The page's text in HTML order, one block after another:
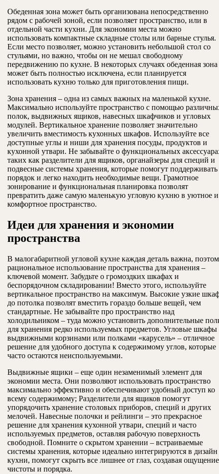
Обеденная зона может быть организована непосредственно
рядом с рабочей зоной, если позволяет пространство, или в
отдельной части кухни. Для экономии места можно
использовать компактные складные столы или барные стулья.
Если место позволяет, можно установить небольшой стол со
стульями, но важно, чтобы он не мешал свободному
передвижению по кухне. В некоторых случаях обеденная зона
может быть полностью исключена, если планируется
использовать кухню только для приготовления пищи.
Зона хранения – одна из самых важных на маленькой кухне.
Максимально используйте пространство с помощью
полок, выдвижных ящиков, навесных шкафчиков и угловых
модулей. Вертикальное хранение позволяет значительно
увеличить вместимость кухонных шкафов. Используйте все
доступные углы и ниши для хранения посуды, продуктов и
кухонной утвари. Не забывайте о функциональных
таких как разделители для ящиков, органайзеры для специй и
подвесные системы хранения, которые помогут поддерживать
порядок и легко находить необходимые вещи. Грамотное
зонирование и функциональная планировка позволят
превратить даже самую маленькую угловую кухню в уютное и
комфортное пространство.
Идеи для хранения и экономии
пространства
В малогабаритной угловой кухне каждая деталь важна,
рациональное использование пространства для хранения –
ключевой момент. Забудьте о громоздких шкафах и
беспорядочном складировании! Вместо этого, используйте
вертикальное пространство на максимум. Высокие узкие
до потолка позволят вместить гораздо больше вещей, чем
стандартные. Не забывайте про пространство над
холодильником – туда можно установить дополнительные
для хранения редко используемых предметов. Угловые шкафы
выдвижными корзинами или полками «карусель» – отличное
решение для удобного доступа к содержимому углов, которые
часто остаются неиспользуемыми.
Выдвижные ящики – еще один незаменимый элемент для
экономии места. Они позволяют использовать пространство
максимально эффективно и обеспечивают удобный доступ ко
всему содержимому; Разделители для ящиков помогут
упорядочить хранение столовых приборов, специй и других
мелочей. Навесные полочки и рейлинги – это прекрасное
решение для хранения кухонной утвари, специй и часто
используемых предметов, оставляя рабочую поверхность
свободной. Помните о скрытом хранении – встраиваемые
системы хранения, которые идеально интегрируются в дизайн
кухни, помогут скрыть все лишнее от глаз, создавая ощущение
чистоты и порядка.